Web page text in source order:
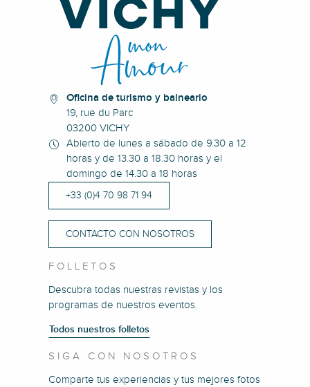
Oficina de turismo y balneario
19, rue du Parc
03200 VICHY
Abierto de lunes a sábado de 9.30 a 12
horas y de 13.30 a 18.30 horas y el
domingo de 14.30 a 18 horas
+33 (0)4 70 98 71 94
CONTACTO CON NOSOTROS
FOLLETOS
Descubra todas nuestras revistas y los
programas de nuestros eventos.
Todos nuestros folletos
SIGA CON NOSOTROS
Comparte tus experiencias y tus mejores fotos